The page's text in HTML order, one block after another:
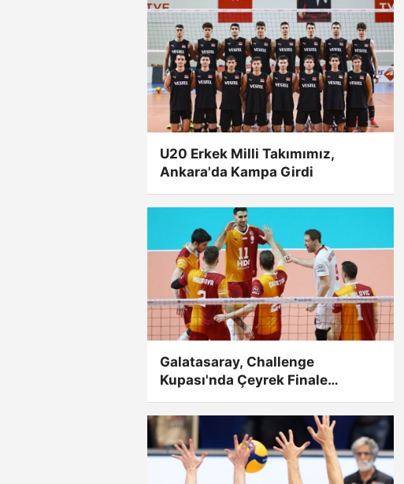
U20 Erkek Milli Takımımız,
Ankara'da Kampa Girdi
Galatasaray, Challenge
Kupası'nda Çeyrek Finale
Yükseldi